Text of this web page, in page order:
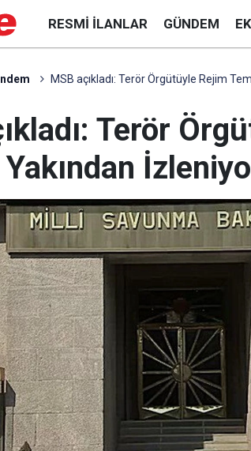
RESMI İLANLAR GÜNDEM
MSB açıkladı: Terör Örgütüyle Rejim
Terör
Yakından